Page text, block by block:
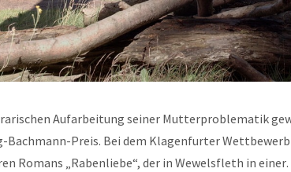
Aufarbeitung seiner Mutterproblematik
Bachmann-Preis. Bei dem Klagenfurter Wettbewerb
Romans „Rabenliebe“, der in Wewelsfleth in